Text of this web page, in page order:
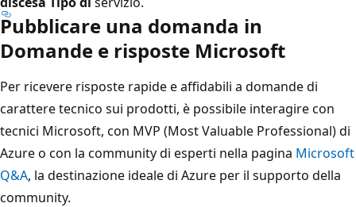
Pubblicare una domanda in
Domande e risposte Microsoft
Per ricevere risposte rapide e affidabili a domande di
carattere tecnico sui prodotti, è possibile interagire con
tecnici Microsoft, con MVP (Most Valuable Professional) di
Azure o con la community di esperti nella pagina Microsoft
Q&A, la destinazione ideale di Azure per il supporto della
community.